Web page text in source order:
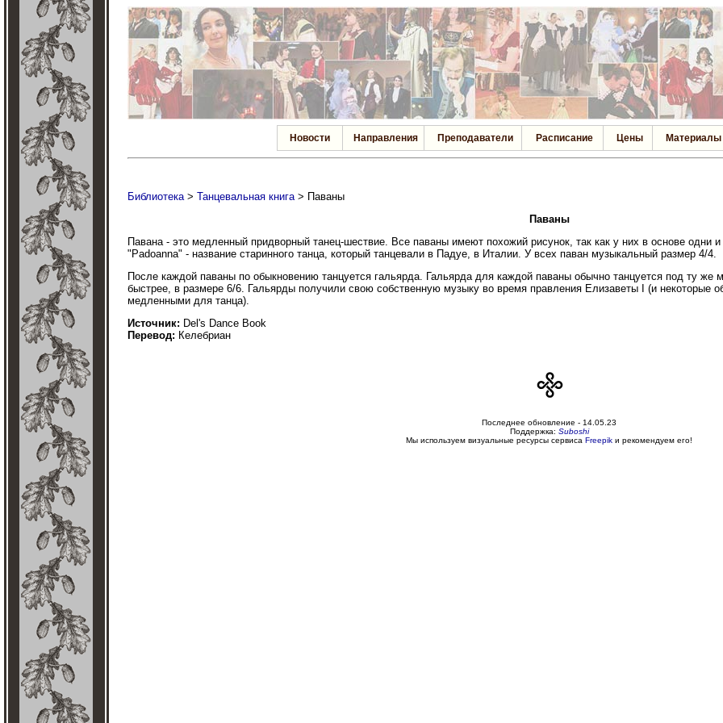
Новости Направления Преподаватели Расписание Цены Материалы
Библиотека> Танцевальная книга> Паваны
Паваны
Павана - это медленный придворный танец-шествие. Все паваны имеют похожий рисунок, так как у них в основе одни
"Padoanna" - название старинного танца, который танцевали в Падуе, в Италии. У всех паван музыкальный размер 4/4.
После каждой паваны по обыкновению танцуется гальярда. Гальярда для каждой паваны обычно танцуется под ту же
быстрее, в размере 6/6. Гальярды получили свою собственную музыку во время правления Елизаветы I (и некоторые
медленными для танца).
Источник: Del's Dance Book
Перевод: Келебриан
Последнее обновление - 14.05.23
Поддержка: Suboshi
Мы используем визуальные ресурсы сервиса Freepik и рекомендуем его!